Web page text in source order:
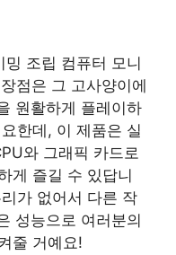
조립 컴퓨터 모니
점은 그 고사양이에
원활하게 플레이하
한데, 이 제품은 실
와 그래픽 카드로
게 즐길 수 있답니
가 없어서 다른 작
성능으로 여러분의
줄 거예요!